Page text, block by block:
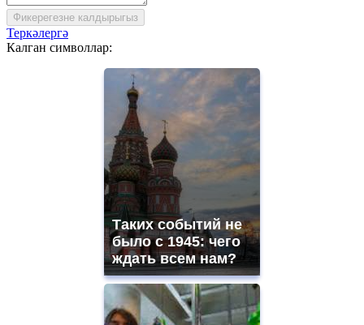
Фикерегезне калдырыгыз
Теркәлергә
Калган символлар:
Таких событий не
было с 1945: чего
ждать всем нам?